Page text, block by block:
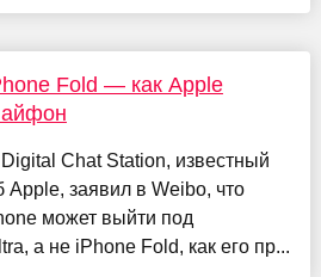
Fold — как Apple
айфон
Chat Station, известный
Apple, заявил в Weibo, что
может выйти под
а не iPhone Fold, как его пр...